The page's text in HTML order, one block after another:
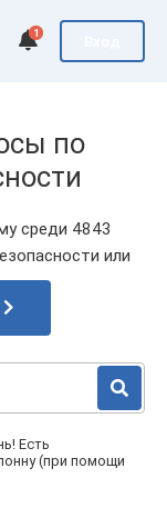
1
по
среди 4843
или
Есть
(при помощи